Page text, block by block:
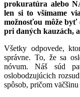
prokuratúra alebo
len si to všímame
možnosťou môže byť
pri daných kauzách,
Všetky odpovede,
správne. To, že sa
nóvum. Náš súd
oslobodzujúcich
spôsob, pričom